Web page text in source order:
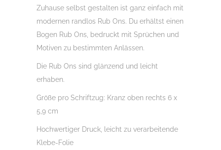
für
Glas,
Holz,
Raysin
Zuhause selbst gestalten ist ganz einfach mit
modernen randlos Rub Ons. Du erhältst einen
Bogen Rub Ons, bedruckt mit Sprüchen und
Motiven zu bestimmten Anlässen.
Die Rub Ons sind glänzend und leicht
erhaben.
Größe pro Schriftzug: Kranz oben rechts 6 x
5,9 cm
Hochwertiger Druck, leicht zu verarbeitende
Klebe-Folie